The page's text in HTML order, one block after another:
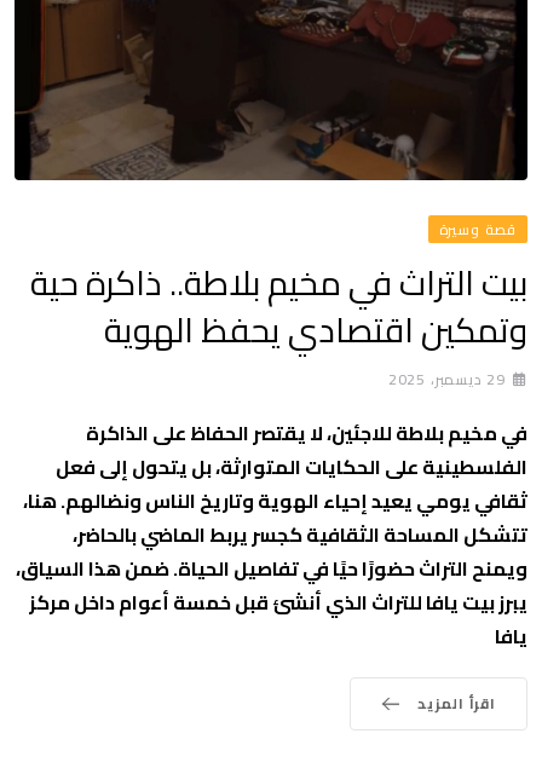
قصة وسيرة
بيت التراث في مخيم بلاطة.. ذاكرة حية
وتمكين اقتصادي يحفظ الهوية
29 ديسمبر، 2025
في مخيم بلاطة للاجئين، لا يقتصر الحفاظ على الذاكرة
الفلسطينية على الحكايات المتوارثة، بل يتحول إلى فعل
ثقافي يومي يعيد إحياء الهوية وتاريخ الناس ونضالهم. هنا،
تتشكل المساحة الثقافية كجسر يربط الماضي بالحاضر،
ويمنح التراث حضورًا حيًا في تفاصيل الحياة. ضمن هذا السياق،
يبرز بيت يافا للتراث الذي أنشئ قبل خمسة أعوام داخل مركز
يافا
اقرأ المزيد